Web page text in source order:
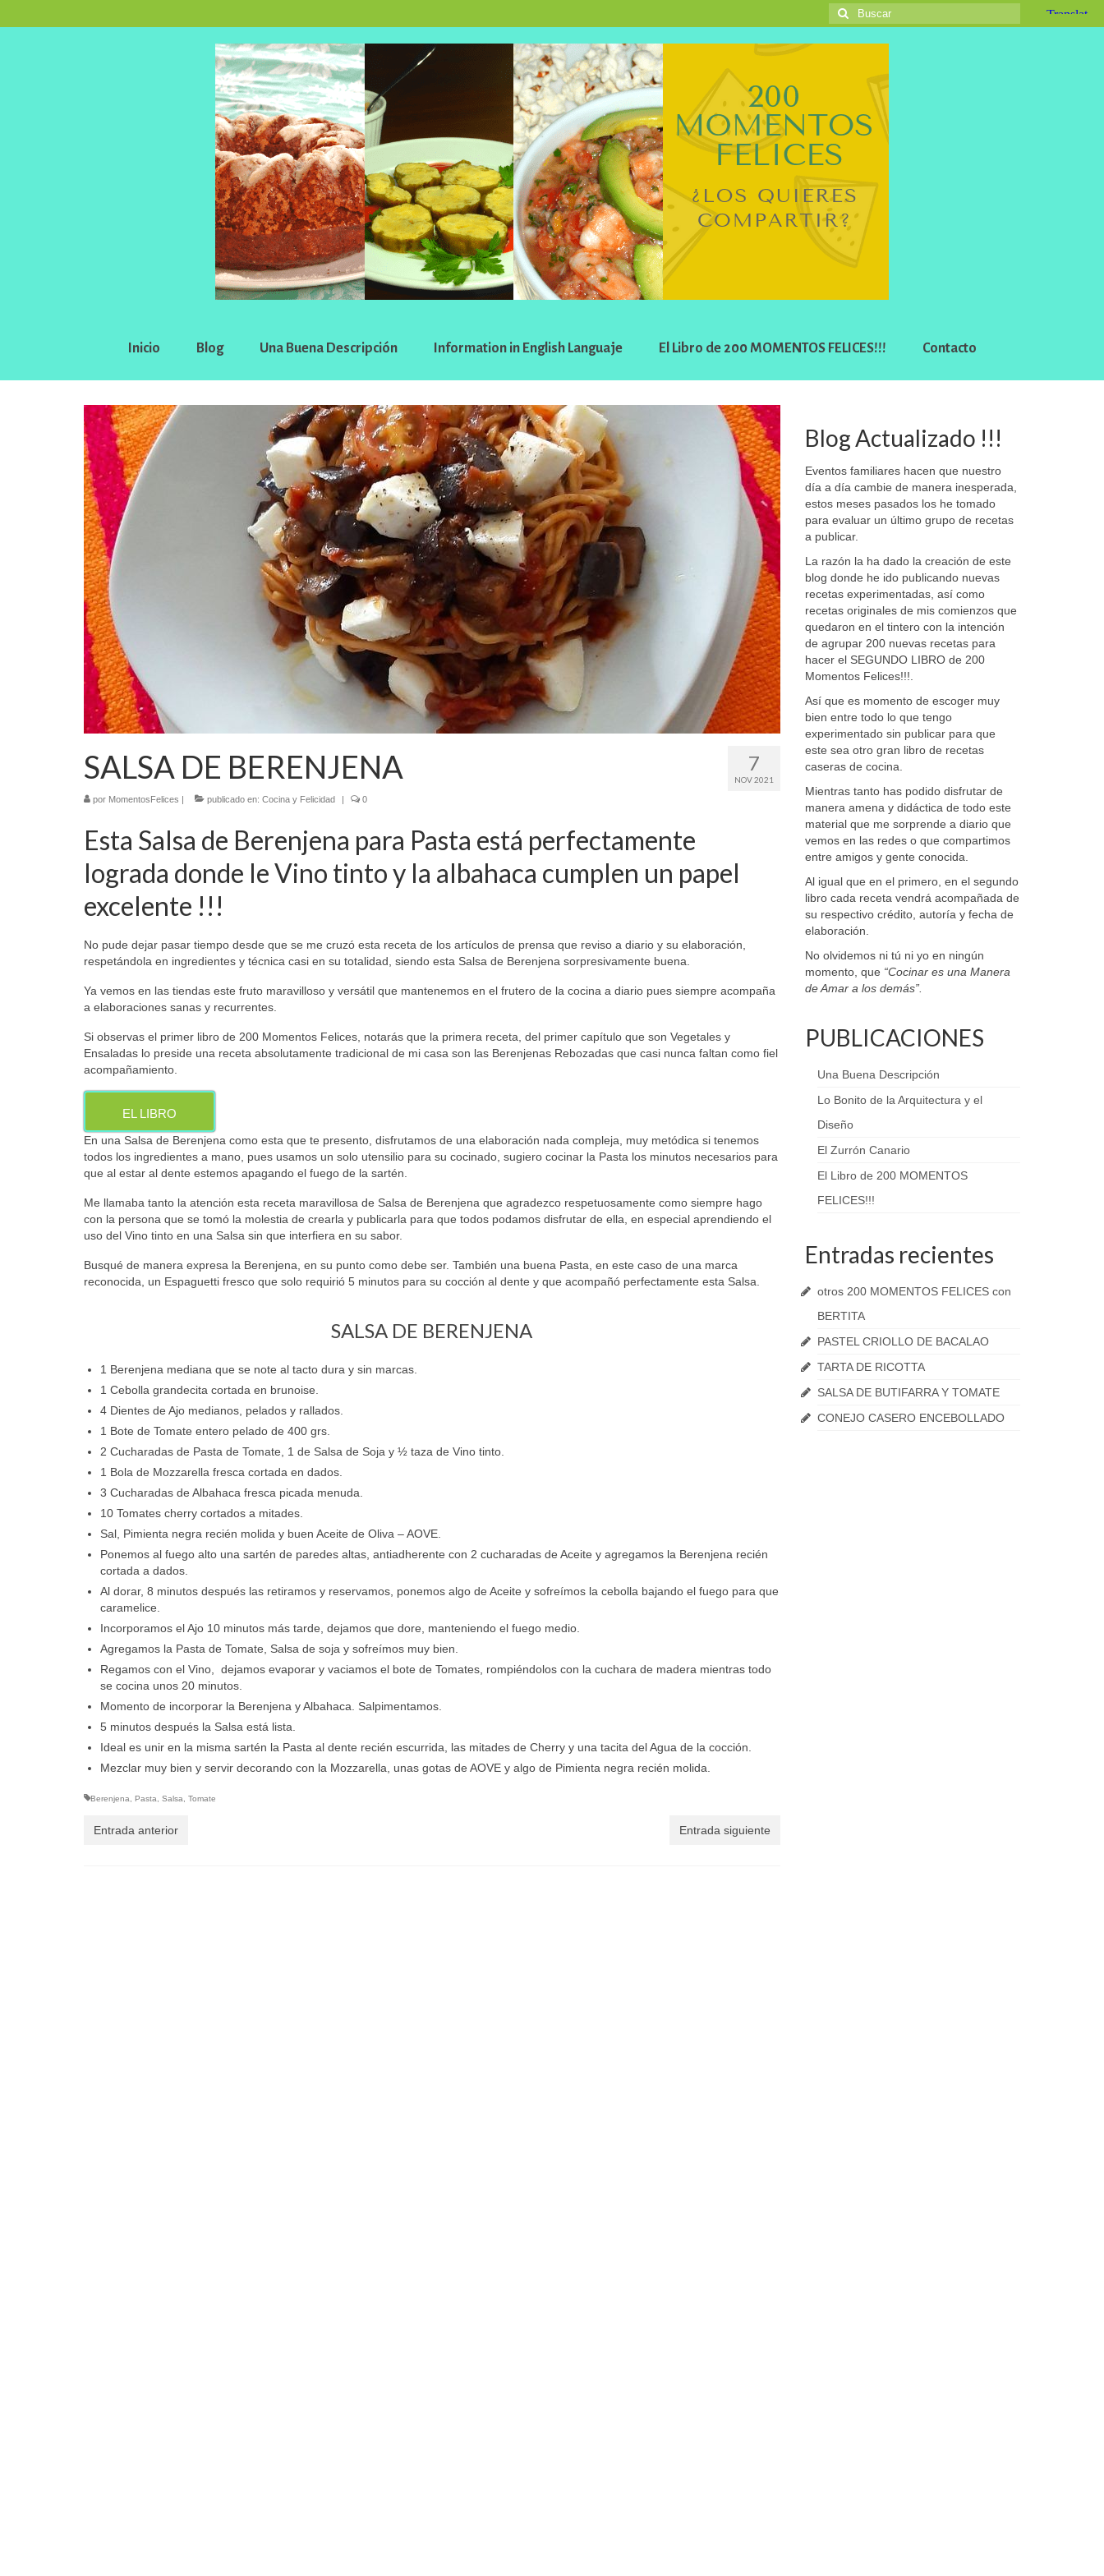
Buscar
por:
Inicio Blog Una Buena Descripción Information in English Languaje El Libro de 200 MOMENTOS FELICES!!! Contacto
7
NOV 2021
SALSA DE BERENJENA
por MomentosFelices | publicado en: Cocina y Felicidad | 0
Esta Salsa de Berenjena para Pasta está perfectamente
lograda donde le Vino tinto y la albahaca cumplen un papel
excelente !!!
No pude dejar pasar tiempo desde que se me cruzó esta receta de los artículos de prensa que reviso a diario y su elaboración,
respetándola en ingredientes y técnica casi en su totalidad, siendo esta Salsa de Berenjena sorpresivamente buena.
Ya vemos en las tiendas este fruto maravilloso y versátil que mantenemos en el frutero de la cocina a diario pues siempre acompaña
a elaboraciones sanas y recurrentes.
Si observas el primer libro de 200 Momentos Felices, notarás que la primera receta, del primer capítulo que son Vegetales y
Ensaladas lo preside una receta absolutamente tradicional de mi casa son las Berenjenas Rebozadas que casi nunca faltan como fiel
acompañamiento.
EL LIBRO
En una Salsa de Berenjena como esta que te presento, disfrutamos de una elaboración nada compleja, muy metódica si tenemos
todos los ingredientes a mano, pues usamos un solo utensilio para su cocinado, sugiero cocinar la Pasta los minutos necesarios para
que al estar al dente estemos apagando el fuego de la sartén.
Me llamaba tanto la atención esta receta maravillosa de Salsa de Berenjena que agradezco respetuosamente como siempre hago
con la persona que se tomó la molestia de crearla y publicarla para que todos podamos disfrutar de ella, en especial aprendiendo el
uso del Vino tinto en una Salsa sin que interfiera en su sabor.
Busqué de manera expresa la Berenjena, en su punto como debe ser. También una buena Pasta, en este caso de una marca
reconocida, un Espaguetti fresco que solo requirió 5 minutos para su cocción al dente y que acompañó perfectamente esta Salsa.
SALSA DE BERENJENA
1 Berenjena mediana que se note al tacto dura y sin marcas.
1 Cebolla grandecita cortada en brunoise.
4 Dientes de Ajo medianos, pelados y rallados.
1 Bote de Tomate entero pelado de 400 grs.
2 Cucharadas de Pasta de Tomate, 1 de Salsa de Soja y ½ taza de Vino tinto.
1 Bola de Mozzarella fresca cortada en dados.
3 Cucharadas de Albahaca fresca picada menuda.
10 Tomates cherry cortados a mitades.
Sal, Pimienta negra recién molida y buen Aceite de Oliva – AOVE.
Ponemos al fuego alto una sartén de paredes altas, antiadherente con 2 cucharadas de Aceite y agregamos la Berenjena recién
cortada a dados.
Al dorar, 8 minutos después las retiramos y reservamos, ponemos algo de Aceite y sofreímos la cebolla bajando el fuego para que
caramelice.
Incorporamos el Ajo 10 minutos más tarde, dejamos que dore, manteniendo el fuego medio.
Agregamos la Pasta de Tomate, Salsa de soja y sofreímos muy bien.
Regamos con el Vino, dejamos evaporar y vaciamos el bote de Tomates, rompiéndolos con la cuchara de madera mientras todo
se cocina unos 20 minutos.
Momento de incorporar la Berenjena y Albahaca. Salpimentamos.
5 minutos después la Salsa está lista.
Ideal es unir en la misma sartén la Pasta al dente recién escurrida, las mitades de Cherry y una tacita del Agua de la cocción.
Mezclar muy bien y servir decorando con la Mozzarella, unas gotas de AOVE y algo de Pimienta negra recién molida.
Berenjena Pasta Salsa Tomate
Entrada anterior Entrada siguiente
Blog Actualizado !!!
Eventos familiares hacen que nuestro
día a día cambie de manera inesperada,
estos meses pasados los he tomado
para evaluar un último grupo de recetas
a publicar.
La razón la ha dado la creación de este
blog donde he ido publicando nuevas
recetas experimentadas, así como
recetas originales de mis comienzos que
quedaron en el tintero con la intención
de agrupar 200 nuevas recetas para
hacer el SEGUNDO LIBRO de 200
Momentos Felices!!!.
Así que es momento de escoger muy
bien entre todo lo que tengo
experimentado sin publicar para que
este sea otro gran libro de recetas
caseras de cocina.
Mientras tanto has podido disfrutar de
manera amena y didáctica de todo este
material que me sorprende a diario que
vemos en las redes o que compartimos
entre amigos y gente conocida.
Al igual que en el primero, en el segundo
libro cada receta vendrá acompañada de
su respectivo crédito, autoría y fecha de
elaboración.
No olvidemos ni tú ni yo en ningún
momento, que “Cocinar es una Manera
de Amar a los demás”.
PUBLICACIONES
Una Buena Descripción
Lo Bonito de la Arquitectura y el
Diseño
El Zurrón Canario
El Libro de 200 MOMENTOS
FELICES!!!
Entradas recientes
otros 200 MOMENTOS FELICES con
BERTITA
PASTEL CRIOLLO DE BACALAO
TARTA DE RICOTTA
SALSA DE BUTIFARRA Y TOMATE
CONEJO CASERO ENCEBOLLADO